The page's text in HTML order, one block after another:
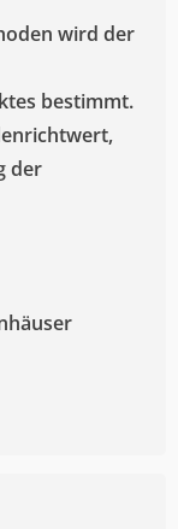
wird der
bestimmt.
der